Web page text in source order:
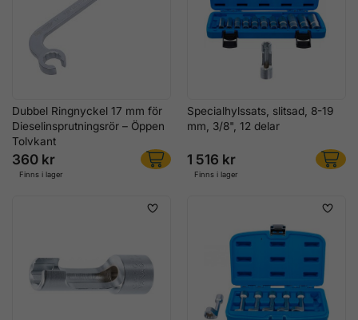
Dubbel Ringnyckel 17 mm för
Dieselinsprutningsrör – Öppen
Tolvkant
360 kr
Finns i lager
Specialhylssats, slitsad, 8-19
mm, 3/8", 12 delar
1 516 kr
Finns i lager